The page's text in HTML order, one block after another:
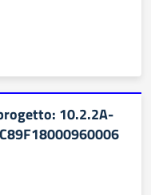
10.2.2A-